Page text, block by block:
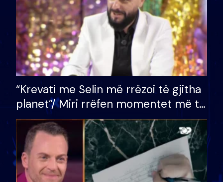
“Krevati me Selin më rrëzoi të gjitha
planet”/ Miri rrëfen momentet më të
bukura në shtëpinë e BB VIP: Do më
mungojë zilja e mëngjesit kur…